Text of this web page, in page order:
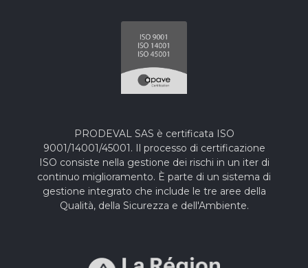
PRODEVAL SAS è certificata ISO
9001/14001/45001. Il processo di certificazione
ISO consiste nella gestione dei rischi in un iter di
continuo miglioramento. È parte di un sistema di
gestione integrato che include le tre aree della
Qualità, della Sicurezza e dell'Ambiente.